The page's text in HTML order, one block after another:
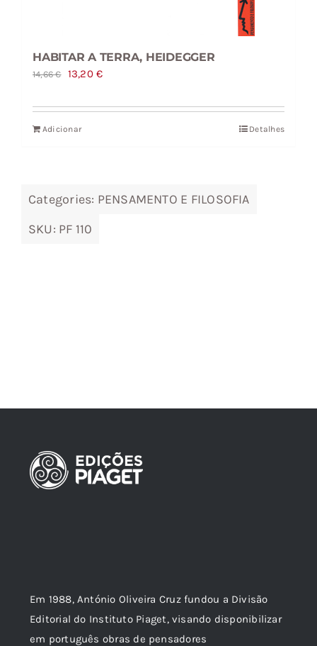
HABITAR A TERRA, HEIDEGGER
14,66€
O
original
era:
13,20€O
atual
Adicionar Detalhes
Categories: PENSAMENTO E FILOSOFIA
SKU: PF 110
Em 1988, António Oliveira Cruz fundou a Divisão
Editorial do Instituto Piaget, visando disponibilizar
em português obras de pensadores